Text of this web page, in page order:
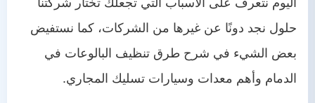
حلول نجد دونًا عن غيرها من الشركات، كما نستفيض
بعض الشيء في شرح طرق تنظيف البالوعات في
الدمام وأهم معدات وسيارات تسليك المجاري.